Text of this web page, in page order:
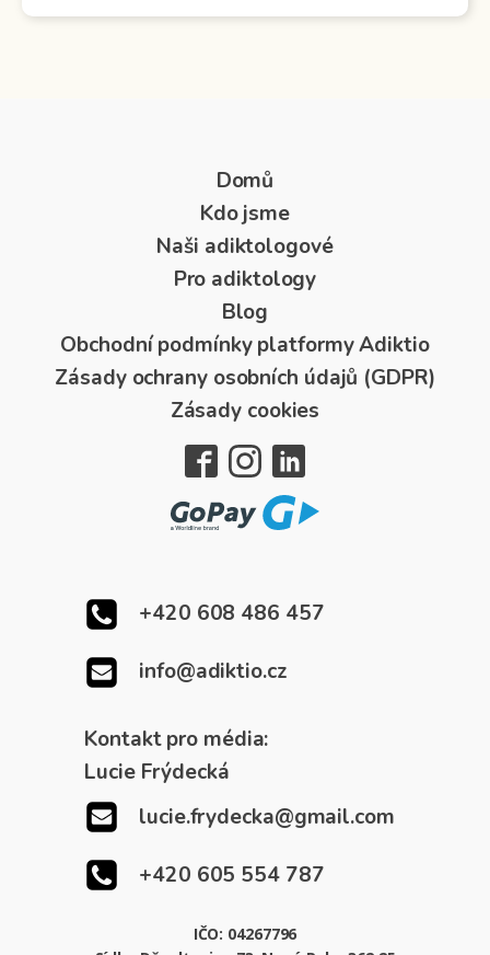
+420 608 486 457
info@adiktio.cz
Kontakt pro média:
Lucie Frýdecká
lucie.frydecka@gmail.com
+420 605 554 787
IČO: 04267796
Domů
Kdo jsme
Naši adiktologové
Pro adiktology
Blog
Obchodní podmínky platformy Adiktio
Zásady ochrany osobních údajů (GDPR)
Zásady cookies